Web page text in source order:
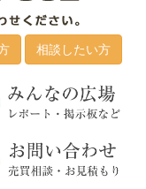
相談したい方